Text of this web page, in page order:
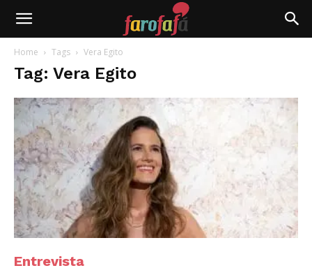
Farofafá
Home Tags Vera Egito
Tag: Vera Egito
Entrevista